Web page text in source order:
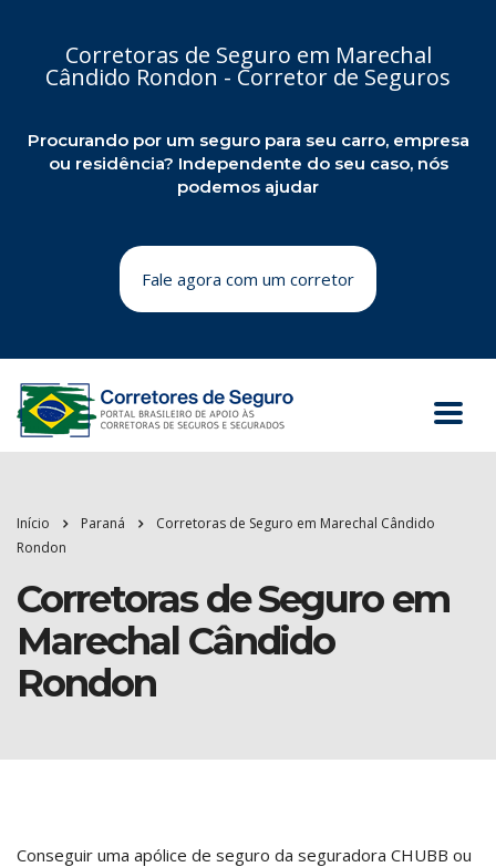
Corretoras de Seguro em Marechal
Cândido Rondon - Corretor de Seguros
Procurando por um seguro para seu carro, empresa
ou residência? Independente do seu caso, nós
podemos ajudar
Fale agora com um corretor
Início Paraná
Corretoras de Seguro em Marechal Cândido
Rondon
Corretoras de Seguro em
Marechal Cândido
Rondon
Conseguir uma apólice de seguro da seguradora CHUBB ou